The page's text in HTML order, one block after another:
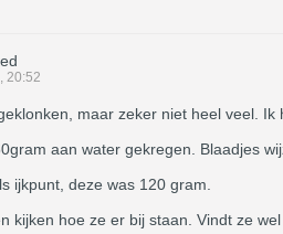
20:52
maar zeker niet heel veel.
aan water gekregen. Blaadjes
ijkpunt, deze was 120 gram.
kijken hoe ze er bij staan. Vindt ze